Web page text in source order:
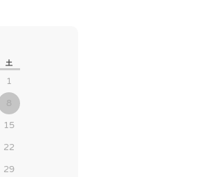
土
1
8
15
22
29